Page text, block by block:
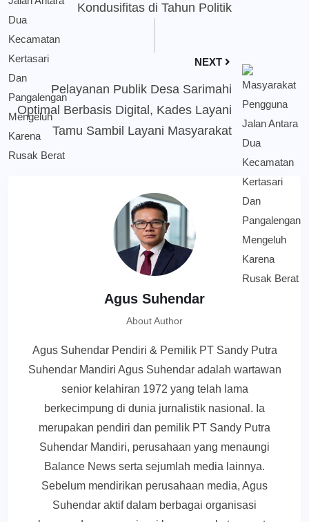
Kondusifitas di Tahun Politik
NEXT
Pelayanan Publik Desa Sarimahi
Optimal Berbasis Digital, Kades Layani
Tamu Sambil Layani Masyarakat
Agus Suhendar
About Author
Agus Suhendar Pendiri & Pemilik PT Sandy Putra
Suhendar Mandiri Agus Suhendar adalah wartawan
senior kelahiran 1972 yang telah lama
berkecimpung di dunia jurnalistik nasional. Ia
merupakan pendiri dan pemilik PT Sandy Putra
Suhendar Mandiri, perusahaan yang menaungi
Balance News serta sejumlah media lainnya.
Sebelum mendirikan perusahaan media, Agus
Suhendar aktif dalam berbagai organisasi